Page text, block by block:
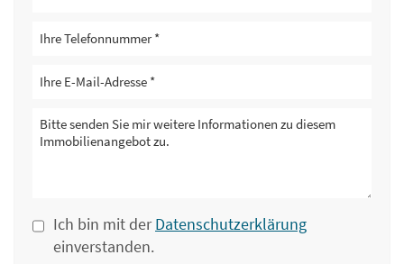
Ich bin mit derDatenschutzerklärung
einverstanden.